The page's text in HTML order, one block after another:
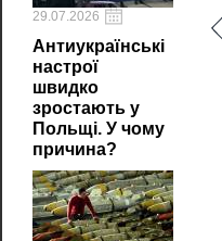
29.07.2026
Антиукраїнські
настрої
швидко
зростають у
Польщі. У чому
причина?